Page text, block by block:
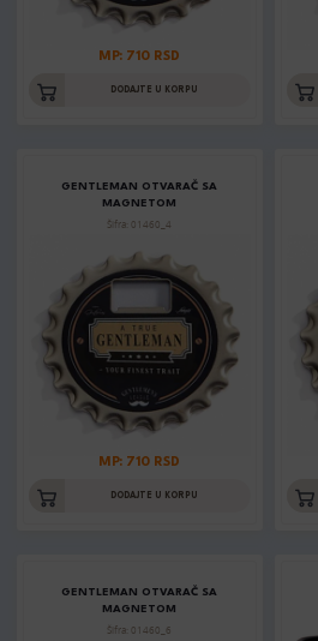
MP: 710 RSD
DODAJTE U KORPU
GENTLEMAN OTVARAČ SA
MAGNETOM
Šifra: 01460_4
MP: 710 RSD
DODAJTE U KORPU
GENTLEMAN OTVARAČ SA
MAGNETOM
Šifra: 01460_6